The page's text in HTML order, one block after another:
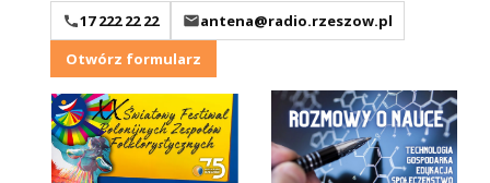
17 222 22 22
antena@radio.rzeszow.pl
Otwórz formularz